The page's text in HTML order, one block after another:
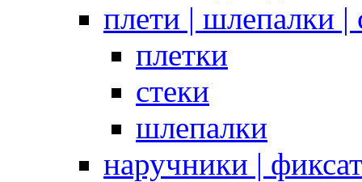
плети | шлепалки |
плетки
стеки
шлепалки
наручники |